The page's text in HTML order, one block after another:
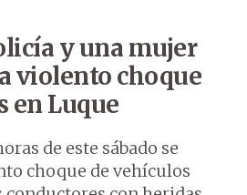
y una mujer
violento choque
en Luque
de este sábado se
choque de vehículos